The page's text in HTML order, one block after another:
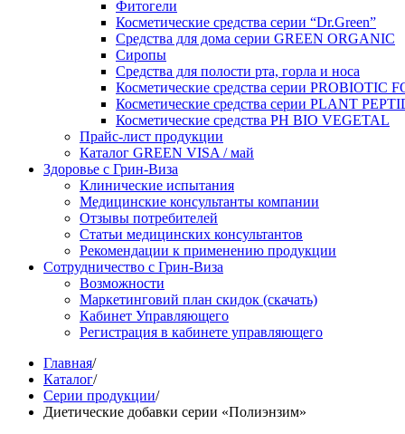
Фитогели
Косметические средства серии “Dr.Green”
Средства для дома серии GREEN ORGANIC
Сиропы
Средства для полости рта, горла и носа
Косметические средства серии PROBIOTIC
Косметические средства серии PLANT
Косметические средства PH BIO VEGETAL
Прайс-лист продукции
Каталог GREEN VISA / май
Здоровье с Грин-Виза
Клинические испытания
Медицинские консультанты компании
Отзывы потребителей
Статьи медицинских консультантов
Рекомендации к применению продукции
Сотрудничество с Грин-Виза
Возможности
Маркетинговий план скидок (скачать)
Кабинет Управляющего
Регистрация в кабинете управляющего
Главная/
Каталог/
Серии продукции/
Диетические добавки серии «Полиэнзим»